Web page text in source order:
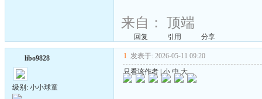
来自： 顶端
回复 引用 分享
libo9828
级别: 小小球童
1 发表于: 2026-05-11 09:20
只看该作者 |小 中 大